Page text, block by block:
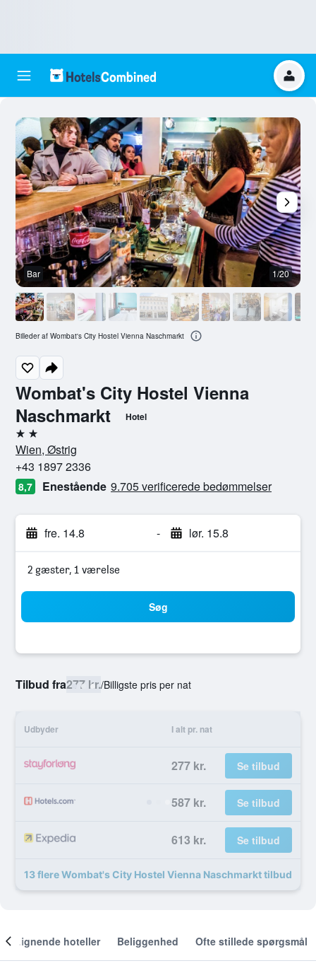
Wombat's City Hostel Vienna
Naschmarkt
Hotel
2 stjerner
Wien, Østrig
+43 1897 2336
8,7 Enestående 9.705 verificerede bedømmelser
fre. 14.8 - lør. 15.8
2 gæster, 1 værelse
Søg
Tilbud fra277 kr./Billigste pris per nat
Udbyder I alt pr. nat
277 kr. Se tilbud
587 kr. Se tilbud
613 kr. Se tilbud
13 flere Wombat's City Hostel Vienna Naschmarkt tilbud
Bar 1/20
Billeder af Wombat's City Hostel Vienna Naschmarkt
Lignende hoteller Beliggenhed Ofte stillede spørgsmål